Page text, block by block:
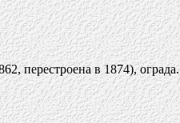
перестроена в 1874), ограда.